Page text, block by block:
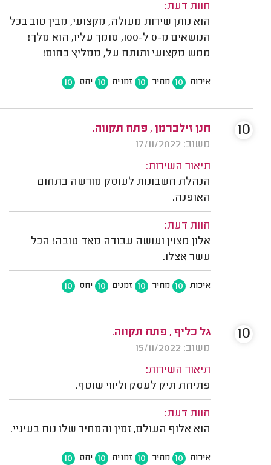
חוות דעת:
הוא נותן שירות מעולה, מקצועי, מבין טוב בכל
הנושאים מ-0 ל-100, סומך עליו, הוא מלך!
ממש מקצועי ותותח על, ממליץ בחום!
איכות 10 מחיר 10 זמנים 10 יחס 10
חנן זילברמן , פתח תקווה.
משוב: 17/11/2022
תיאור השירות:
הנהלת חשבונות לעוסק מורשה בתחום
האופנה.
חוות דעת:
אלון מצוין ועושה עבודה מאד טובה! הכל
עשר אצלו.
איכות 10 מחיר 10 זמנים 10 יחס 10
10
גל כליף , פתח תקווה.
משוב: 15/11/2022
תיאור השירות:
פתיחת תיק לעסק וליווי שוטף.
חוות דעת:
הוא אלוף העולם, זמין והמחיר שלו נוח בעיניי.
איכות 10 מחיר 10 זמנים 10 יחס 10
10